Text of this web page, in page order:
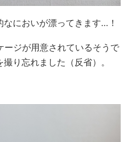
においが漂ってきます…！
ージが用意されているそうで
り忘れました（反省）。